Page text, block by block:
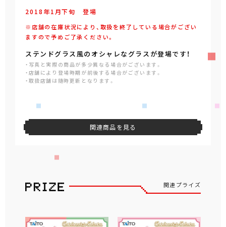
2018年1 月下旬 登場
※店舗の在庫状況により、取扱を終了している場合がござい
ますので予めご了承ください。
ステンドグラス風のオシャレなグラスが登場です！
・写真と実際の商品が多少異なる場合がございます。
・店舗により登場時期が前後する場合がございます。
・取扱店舗は随時更新となります。
関連商品を見る
関連プライズ